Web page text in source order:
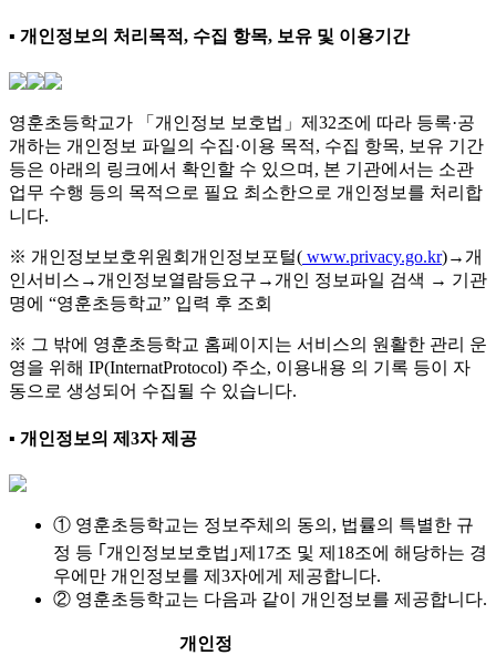
▪ 개인정보의 처리목적, 수집 항목, 보유 및 이용기간
영훈초등학교가 「개인정보 보호법」제32조에 따라 등록·공
개하는 개인정보 파일의 수집·이용 목적, 수집 항목, 보유 기간
등은 아래의 링크에서 확인할 수 있으며, 본 기관에서는 소관
업무 수행 등의 목적으로 필요 최소한으로 개인정보를 처리합
니다.
※ 개인정보보호위원회개인정보포털( www.privacy.go.kr)→개
인서비스→개인정보열람등요구→개인 정보파일 검색 → 기관
명에 “영훈초등학교” 입력 후 조회
※ 그 밖에 영훈초등학교 홈페이지는 서비스의 원활한 관리 운
영을 위해 IP(InternatProtocol) 주소, 이용내용 의 기록 등이 자
동으로 생성되어 수집될 수 있습니다.
▪ 개인정보의 제3자 제공
① 영훈초등학교는 정보주체의 동의, 법률의 특별한 규
정 등 ｢개인정보보호법｣제17조 및 제18조에 해당하는 경
우에만 개인정보를 제3자에게 제공합니다.
② 영훈초등학교는 다음과 같이 개인정보를 제공합니다.
개인정